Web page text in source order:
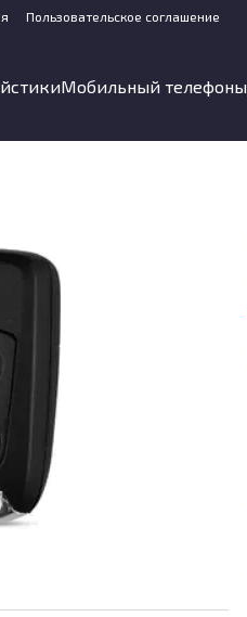
Пользовательское соглашение
Мобильный телефоны